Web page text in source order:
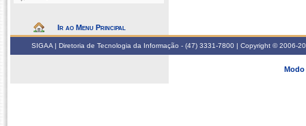
Ir ao Menu Principal
SIGAA | Diretoria de Tecnologia da Informação - (47) 3331-7800 | Copyright © 2006-
Modo